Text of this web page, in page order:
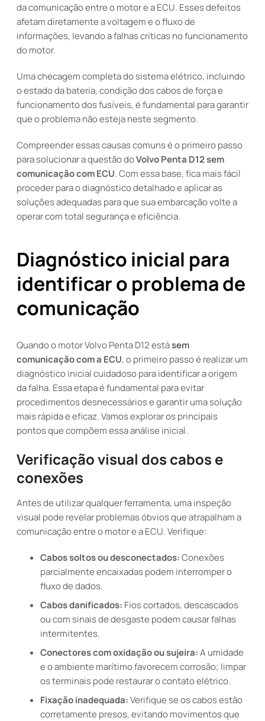
da comunicação entre o motor e a ECU. Esses defeitos
afetam diretamente a voltagem e o fluxo de
informações, levando a falhas críticas no funcionamento
do motor.
Uma checagem completa do sistema elétrico, incluindo
o estado da bateria, condição dos cabos de força e
funcionamento dos fusíveis, é fundamental para garantir
que o problema não esteja neste segmento.
Compreender essas causas comuns é o primeiro passo
para solucionar a questão doVolvo Penta D12 sem
comunicação com ECU. Com essa base, fica mais fácil
proceder para o diagnóstico detalhado e aplicar as
soluções adequadas para que sua embarcação volte a
operar com total segurança e eficiência.
Diagnóstico inicial para
identificar o problema de
comunicação
Quando o motor Volvo Penta D12 estásem
comunicação com a ECU, o primeiro passo é realizar um
diagnóstico inicial cuidadoso para identificar a origem
da falha. Essa etapa é fundamental para evitar
procedimentos desnecessários e garantir uma solução
mais rápida e eficaz. Vamos explorar os principais
pontos que compõem essa análise inicial.
Verificação visual dos cabos e
conexões
Antes de utilizar qualquer ferramenta, uma inspeção
visual pode revelar problemas óbvios que atrapalham a
comunicação entre o motor e a ECU. Verifique:
Cabos soltos ou desconectados:Conexões
parcialmente encaixadas podem interromper o
fluxo de dados.
Cabos danificados: Fios cortados, descascados
ou com sinais de desgaste podem causar falhas
intermitentes.
Conectores com oxidação ou sujeira:A umidade
e o ambiente marítimo favorecem corrosão; limpar
os terminais pode restaurar o contato elétrico.
Fixação inadequada:Verifique se os cabos estão
corretamente presos, evitando movimentos que